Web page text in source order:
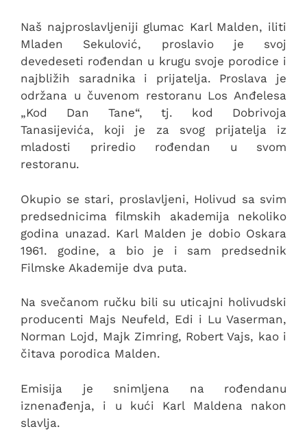
Naš najproslavljeniji glumac Karl Malden, iliti
Mladen Sekulović, proslavio je svoj
devedeseti rođendan u krugu svoje porodice i
najbližih saradnika i prijatelja. Proslava je
održana u čuvenom restoranu Los Anđelesa
„Kod Dan Tane“, tj. kod Dobrivoja
Tanasijevića, koji je za svog prijatelja iz
mladosti priredio rođendan u svom
restoranu.
Okupio se stari, proslavljeni, Holivud sa svim
predsednicima filmskih akademija nekoliko
godina unazad. Karl Malden je dobio Oskara
1961. godine, a bio je i sam predsednik
Filmske Akademije dva puta.
Na svečanom ručku bili su uticajni holivudski
producenti Majs Neufeld, Edi i Lu Vaserman,
Norman Lojd, Majk Zimring, Robert Vajs, kao i
čitava porodica Malden.
Emisija je snimljena na rođendanu
iznenađenja, i u kući Karl Maldena nakon
slavlja.